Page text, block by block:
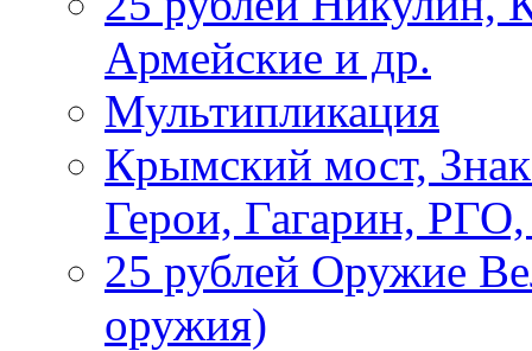
Армейские и др.
Мультипликация
Крымский мост,
Герои, Гагарин,
25 рублей Оружие
оружия)